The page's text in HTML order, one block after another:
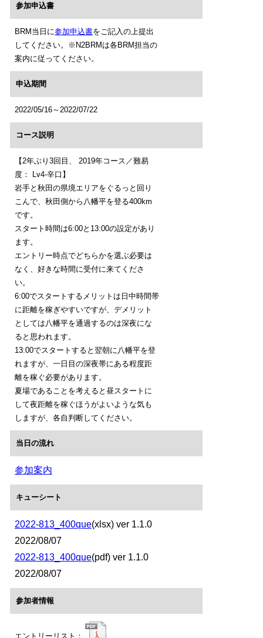
参加申込書
BRM当日に参加申込書をご記入の上提出
してください。※N2BRMは各BRM担当の
案内に従ってください。
申込期間
2022/05/16～2022/07/22
コース説明
【2年ぶり3回目、 2019年コース／難易
度： Lv4-辛口】
岩手と秋田の県境エリアをぐるっと回り
こんで、秋田側から八幡平を登る400km
です。
スタート時間は6:00と13:00の設定があり
ます。
エントリー時点でどちらかを選ぶ必要は
なく、好きな時間に受付に来てくださ
い。
6:00でスタートするメリットは日中時間帯
に距離を稼ぎやすいですが、デメリット
としては八幡平を通過するのは深夜にな
ると思われます。
13:00でスタートすると翌朝に八幡平を登
れますが、一日目の深夜帯にある程度距
離を稼ぐ必要があります。
夏場であることを考えると昼スタートに
して夜距離を稼ぐほうがよいような気も
しますが、各自判断してください。
当日の流れ
参加案内
キューシート
2022-813_400que(xlsx) ver 1.1.0
2022/08/07
2022-813_400que(pdf) ver 1.1.0
2022/08/07
参加者情報
エントリーリスト：